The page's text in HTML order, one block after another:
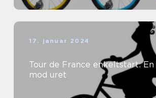
17. januar 2024
Tour de France enkeltstart:
mod uret